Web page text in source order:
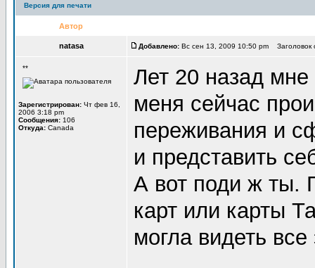
Версия для печати
Автор
natasa Добавлено: Вс сен 13, 2009 10:50 pm Заголовок
**
Зарегистрирован: Чт фев 16,
2006 3:18 pm
Сообщения: 106
Откуда: Canada
Лет 20 назад мне
меня сейчас
переживания и
и представить
А вот поди ж ты.
карт или карты
могла видеть